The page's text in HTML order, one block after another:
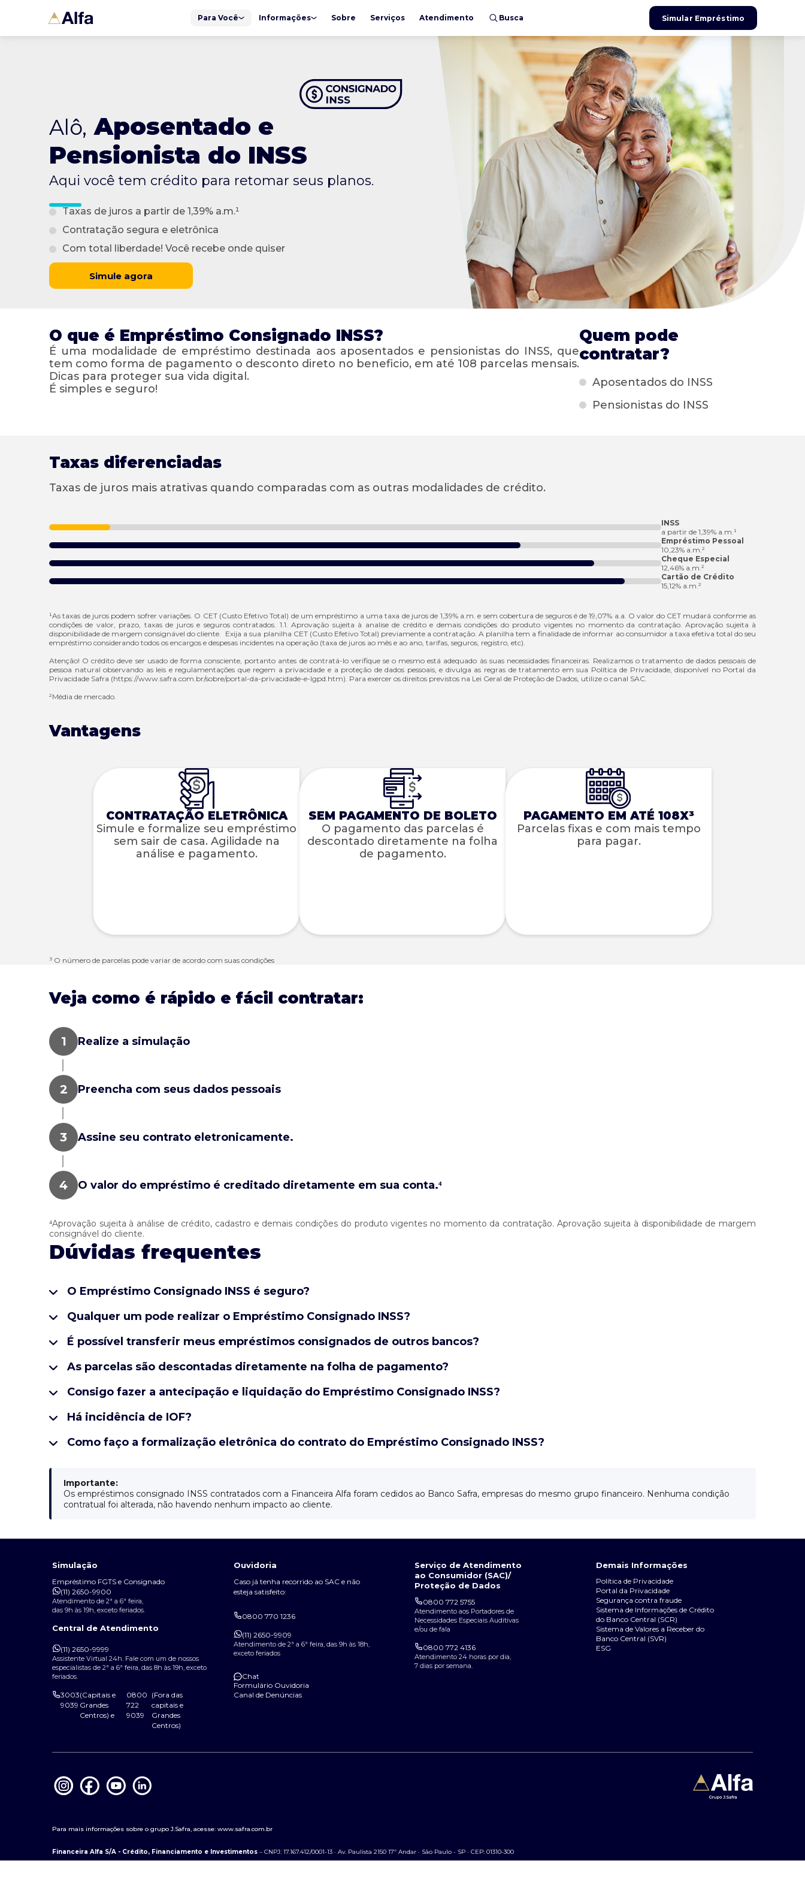
Para Você Informações Sobre Serviços Atendimento Busca Simular Empréstimo
Alô, Aposentado e
Pensionista do INSS
Aqui você tem crédito para retomar seus planos.
Taxas de juros a partir de 1,39% a.m.¹
Contratação segura e eletrônica
Com total liberdade! Você recebe onde quiser
Simule agora
O que é Empréstimo Consignado INSS?
É uma modalidade de empréstimo destinada aos aposentados e pensionistas do INSS, que
tem como forma de pagamento o desconto direto no beneficio, em até 108 parcelas mensais.
Dicas para proteger sua vida digital .
É simples e seguro!
Quem pode
contratar?
Aposentados do INSS
Pensionistas do INSS
Taxas diferenciadas
Taxas de juros mais atrativas quando comparadas com as outras modalidades de crédito.
INSS
a partir de 1,39% a.m.¹
Empréstimo Pessoal
10,23% a.m.²
Cheque Especial
12,46% a.m.²
Cartão de Crédito
15,12% a.m.²
¹As taxas de juros podem sofrer variações. O CET (Custo Efetivo Total) de um empréstimo a uma taxa de juros de 1,39% a.m. e sem cobertura de seguros é de 19,07% a.a. O valor do CET mudará conforme as
condições de valor, prazo, taxas de juros e seguros contratados. 1.1. Aprovação sujeita à analise de crédito e demais condições do produto vigentes no momento da contratação. Aprovação sujeita à
disponibilidade de margem consignável do cliente. Exija a sua planilha CET (Custo Efetivo Total) previamente a contratação. A planilha tem a finalidade de informar ao consumidor a taxa efetiva total do seu
empréstimo considerando todos os encargos e despesas incidentes na operação (taxa de juros ao mês e ao ano, tarifas, seguros, registro, etc).
Atenção! O crédito deve ser usado de forma consciente, portanto antes de contratá-lo verifique se o mesmo está adequado às suas necessidades financeiras. Realizamos o tratamento de dados pessoais de
pessoa natural observando as leis e regulamentações que regem a privacidade e a proteção de dados pessoais, e divulga as regras de tratamento em sua Política de Privacidade, disponível no Portal da
Privacidade Safra (https://www.safra.com.br/sobre/portal-da-privacidade-e-lgpd.htm). Para exercer os direitos previstos na Lei Geral de Proteção de Dados, utilize o canal SAC.
²Média de mercado.
Vantagens
CONTRATAÇÃO ELETRÔNICA
Simule e formalize seu empréstimo
sem sair de casa. Agilidade na
análise e pagamento.
SEM PAGAMENTO DE BOLETO
O pagamento das parcelas é
descontado diretamente na folha
de pagamento.
PAGAMENTO EM ATÉ 108X³
Parcelas fixas e com mais tempo
para pagar.
³ O número de parcelas pode variar de acordo com suas condições
Veja como é rápido e fácil contratar:
Realize a simulação
Preencha com seus dados pessoais
Assine seu contrato eletronicamente.
O valor do empréstimo é creditado diretamente em sua conta.⁴
⁴Aprovação sujeita à análise de crédito, cadastro e demais condições do produto vigentes no momento da contratação. Aprovação sujeita à disponibilidade de margem
consignável do cliente.
Dúvidas frequentes
O Empréstimo Consignado INSS é seguro?
Qualquer um pode realizar o Empréstimo Consignado INSS?
É possível transferir meus empréstimos consignados de outros bancos?
As parcelas são descontadas diretamente na folha de pagamento?
Consigo fazer a antecipação e liquidação do Empréstimo Consignado INSS?
Há incidência de IOF?
Como faço a formalização eletrônica do contrato do Empréstimo Consignado INSS?
Importante:
Os empréstimos consignado INSS contratados com a Financeira Alfa foram cedidos ao Banco Safra, empresas do mesmo grupo financeiro. Nenhuma condição
contratual foi alterada, não havendo nenhum impacto ao cliente.
Simulação
Empréstimo FGTS e Consignado
(11) 2650-9900
Atendimento de 2ª a 6ª feira,
das 9h às 19h, exceto feriados.
Central de Atendimento
(11) 2650-9999
Assistente Virtual 24h. Fale com um de nossos
especialistas de 2ª a 6ª feira, das 8h às 19h, exceto
feriados.
3003
9039
(Capitais e
Grandes
Centros) e
0800
722
9039
(Fora das
capitais e
Grandes
Centros)
Ouvidoria
Caso já tenha recorrido ao SAC e não
esteja satisfeito:
0800 770 1236
(11) 2650-9909
Atendimento de 2ª a 6ª feira, das 9h às 18h,
exceto feriados
Chat
Formulário Ouvidoria
Canal de Denúncias
Serviço de Atendimento
ao Consumidor (SAC)/
Proteção de Dados
0800 772 5755
Atendimento aos Portadores de
Necessidades Especiais Auditivas
e/ou de fala
0800 772 4136
Atendimento 24 horas por dia,
7 dias por semana.
Demais Informações
Política de Privacidade
Portal da Privacidade
Segurança contra fraude
Sistema de Informações de Crédito
do Banco Central (SCR)
Sistema de Valores a Receber do
Banco Central (SVR)
ESG
Para mais informações sobre o grupo J.Safra, acesse: www.safra.com.br
Financeira Alfa S/A - Crédito, Financiamento e Investimentos – CNPJ: 17.167.412/0001-13 · Av. Paulista 2150 17º Andar · São Paulo - SP · CEP: 01310-300
Banco Alfa S.A.– CNPJ: 03.323.840/0001-83 · Av. Paulista, 2.150 17º Andar · São Paulo - SP · CEP: 01310-300